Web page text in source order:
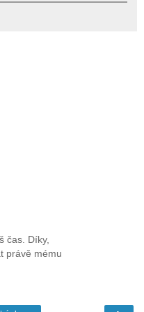
čas. Díky,
právě mému